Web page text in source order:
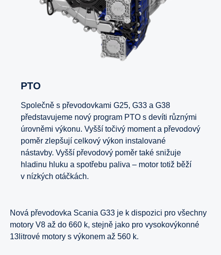
PTO
Společně s převodovkami G25, G33 a G38
představujeme nový program PTO s devíti různými
úrovněmi výkonu. Vyšší točivý moment a převodový
poměr zlepšují celkový výkon instalované
nástavby. Vyšší převodový poměr také snižuje
hladinu hluku a spotřebu paliva – motor totiž běží
v nízkých otáčkách.
Nová převodovka Scania G33 je k dispozici pro všechny
motory V8 až do 660 k, stejně jako pro vysokovýkonné
13litrové motory s výkonem až 560 k.